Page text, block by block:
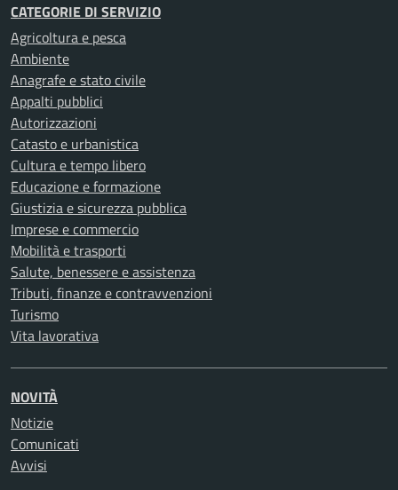
CATEGORIE DI SERVIZIO
Agricoltura e pesca
Ambiente
Anagrafe e stato civile
Appalti pubblici
Autorizzazioni
Catasto e urbanistica
Cultura e tempo libero
Educazione e formazione
Giustizia e sicurezza pubblica
Imprese e commercio
Mobilità e trasporti
Salute, benessere e assistenza
Tributi, finanze e contravvenzioni
Turismo
Vita lavorativa
NOVITÀ
Notizie
Comunicati
Avvisi